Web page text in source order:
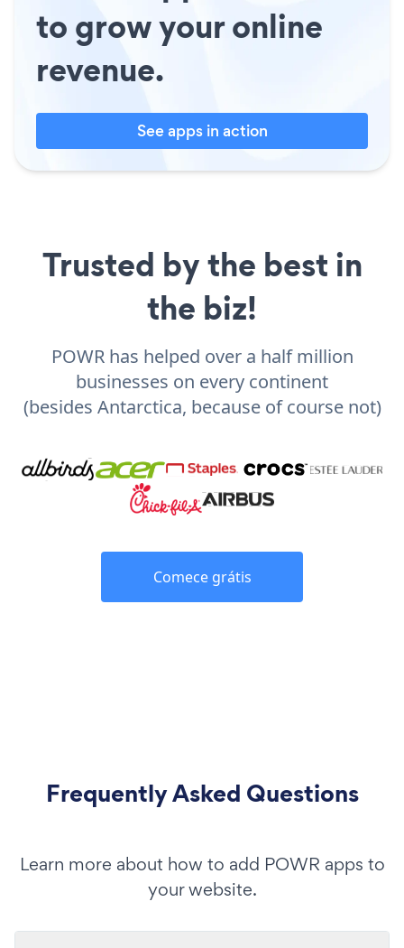
to grow your online
revenue.
See apps in action
Trusted by the best in
the biz!
POWR has helped over a half million
businesses on every continent
(besides Antarctica, because of course not)
Comece grátis
Frequently Asked Questions
Learn more about how to add POWR apps to
your website.